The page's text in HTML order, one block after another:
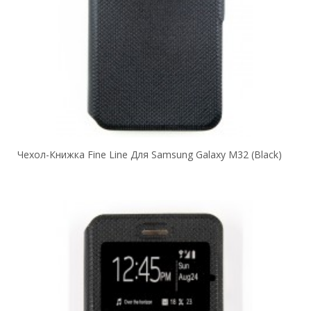
Чехол-Книжка Fine Line Для Samsung Galaxy M32 (black)